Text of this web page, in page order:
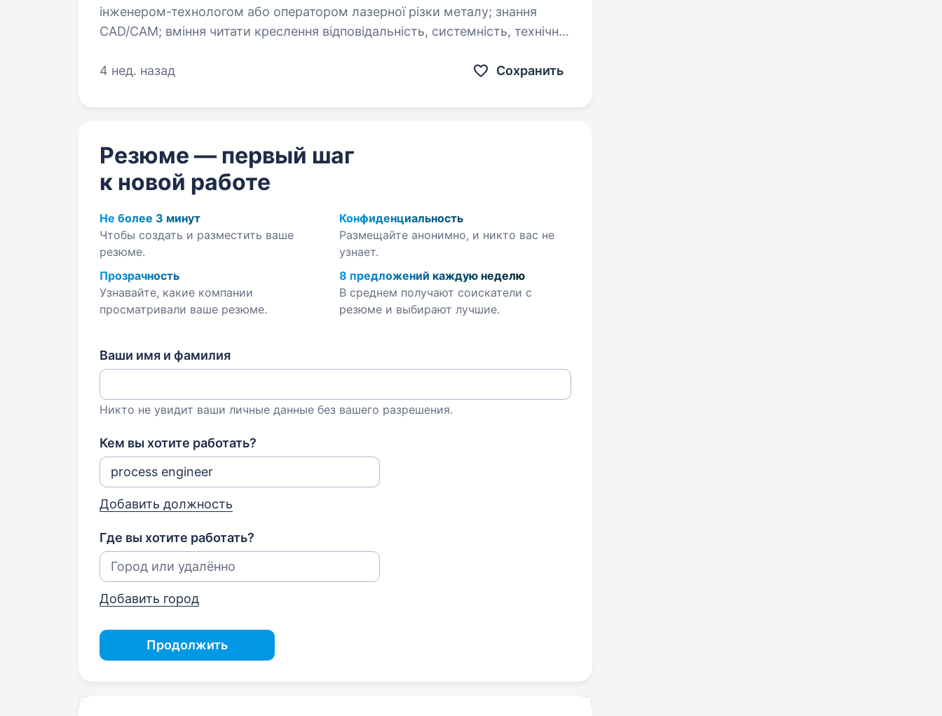
інженером-технологом або оператором лазерної різки металу; знання
CAD/CAM; вміння читати креслення відповідальність, системність, технічне
4 нед. назад
Сохранить
Резюме — первый шаг
к новой работе
Не более 3 минут
Чтобы создать и разместить ваше
резюме.
Конфиденциальность
Размещайте анонимно, и никто вас не
узнает.
Прозрачность
Узнавайте, какие компании
просматривали ваше резюме.
8 предложений каждую неделю
В среднем получают соискатели с
резюме и выбирают лучшие.
Ваши имя и фамилия
Никто не увидит ваши личные данные без вашего разрешения.
Кем вы хотите работать?
Добавить должность
Где вы хотите работать?
Добавить город
Продолжить